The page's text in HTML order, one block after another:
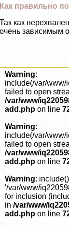
Как правильно
Так как
очень зависимым
Warning:
include(/var/www/
failed to open
/var/www/
add.php on line
Warning:
include(/var/www/
failed to open
/var/www/
add.php on line
Warning:
'/var/www/
for inclusion
in /var/www/
add.php on line